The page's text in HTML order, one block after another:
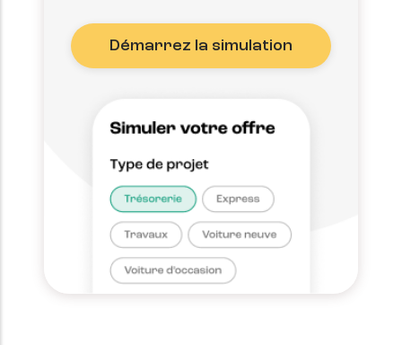
Démarrez la simulation